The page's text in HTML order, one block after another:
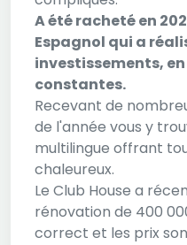
A été racheté en
Espagnol qui a
investissements,
constantes.
Recevant de
de l'année vous y
multilingue offrant
chaleureux.
Le Club House a
rénovation de 400
correct et les prix